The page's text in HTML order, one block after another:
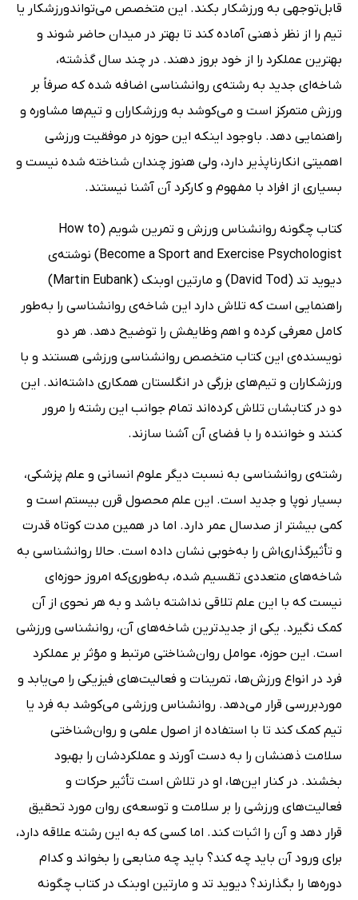
قابل‌توجهی به ورزشکار بکند. این متخصص می‌تواندورزشکار یا
تیم را از نظر ذهنی آماده کند تا بهتر در میدان حاضر شوند و
بهترین عملکرد را از خود بروز دهند. در چند سال گذشته،
شاخه‌ای جدید به رشته‌ی روانشناسی اضافه شده که صرفاً بر
ورزش متمرکز است و می‌کوشد به ورزشکاران و تیم‌ها مشاوره و
راهنمایی دهد. باوجود اینکه این حوزه در موفقیت ورزشی
اهمیتی انکارناپذیر دارد، ولی هنوز چندان شناخته شده نیست و
بسیاری از افراد با مفهوم و کارکرد آن آشنا نیستند.
کتاب چگونه روانشناس ورزش و تمرین شویم (How to
Become a Sport and Exercise Psychologist) نوشته‌ی
دیوید تد (David Tod) و مارتین اوبنک (Martin Eubank)
راهنمایی است که تلاش دارد این شاخه‌ی روانشناسی را به‌طور
کامل معرفی کرده و اهم وظایفش را توضیح دهد. هر دو
نویسنده‌ی این کتاب متخصص روانشناسی ورزشی هستند و با
ورزشکاران و تیم‌های بزرگی در انگلستان همکاری داشته‌اند. این
دو در کتابشان تلاش کرده‌اند تمام جوانب این رشته را مرور
کنند و خواننده را با فضای آن آشنا سازند.
رشته‌ی روانشناسی به نسبت دیگر علوم انسانی و علم پزشکی،
بسیار نوپا و جدید است. این علم محصول قرن بیستم است و
کمی بیشتر از صدسال عمر دارد. اما در همین مدت کوتاه قدرت
و تأثیرگذاری‌اش را به‌خوبی نشان داده است. حالا روانشناسی به
شاخه‌های متعددی تقسیم شده، به‌طوری‌که امروز حوزه‌ای
نیست که با این علم تلاقی نداشته باشد و به هر نحوی از آن
کمک نگیرد. یکی از جدیدترین شاخه‌های آن، روانشناسی ورزشی
است. این حوزه، عوامل روان‌شناختی مرتبط و مؤثر بر عملکرد
فرد در انواع ورزش‌ها، تمرینات و فعالیت‌های فیزیکی را می‌یابد و
موردبررسی قرار می‌دهد. روانشناس ورزشی می‌کوشد به فرد یا
تیم کمک کند تا با استفاده از اصول علمی و روان‌شناختی
سلامت ذهنشان را به دست آورند و عملکردشان را بهبود
بخشند. در کنار این‌ها، او در تلاش است تأثیر حرکات و
فعالیت‌های ورزشی را بر سلامت و توسعه‌ی روان مورد تحقیق
قرار دهد و آن را اثبات کند. اما کسی که به این رشته علاقه دارد،
برای ورود آن باید چه کند؟ باید چه منابعی را بخواند و کدام
دوره‌ها را بگذارند؟ دیوید تد و مارتین اوبنک در کتاب چگونه